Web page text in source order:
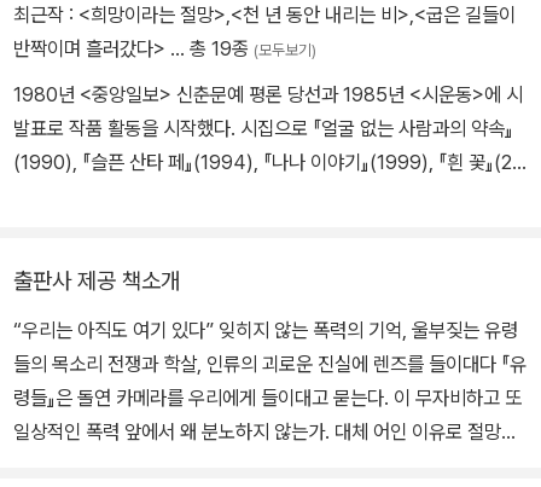
는 보고 싶은 것을 보는 것이 아니고 보여지는 것만 볼 수 있다.
『유령들』은 우리에게 낯익은 모니터-프레임이 아니다. 소파에 기대
어 바라볼 수 있는 흥미로운 동영상이 아니다. 『유령들』의 시적 주체
가 움켜쥔 카메라는 종군 기자, 아니 거대 미디어 그룹에서 뛰쳐나온
에서 신과 정의, 민족과 평화의 이름으로 야만이 야만을 부르고, 폭력
이 폭력을 낳고 있다. 『유령들』은 돌연 카메라를 우리에게 들이댄다.
그리고 묻는다. 당신은 인간인가. 당신이 인간이라면, 이 무자비하고
또 일상적인 폭력 앞에서 왜 분노하지 않는가. 대체 어인 이유로 절망
하지 않는가. 그리고 또 묻는다. 저 폭력(성)이 과연 우리의 외부인가.
지만 그들의 목소리는 씻김굿이나 진혼곡 속에 놓이지 않는다. “우리
는 아직도 여기 있다”는 것을 확인시킬 뿐이다. 그들은 사라지지 않았
다. 이승 누군가의 “온몸의 주름에서 울음소리가 새어 나”올 때 “새처
럼 따라” 울며 존재한다. 그러므로 보고서 형식의 기록과 유령들의 목
소리의 대비 속에서 시의 언어는 거대한 침묵으로 변환된다. 300
최근작 : <희망이라는 절망>,<천 년 동안 내리는 비>,<굽은 길들이
반짝이며 흘러갔다> … 총 19종 (모두보기)
1980년 <중앙일보> 신춘문예 평론 당선과 1985년 <시운동>에 시
발표로 작품 활동을 시작했다. 시집으로 『얼굴 없는 사람과의 약속』
(1990), 『슬픈 산타 페』(1994), 『나나 이야기』(1999), 『흰 꽃』(20
산문집으로 『초월의 시학』(2022), 『따로/같이』(2023) 등을 냈다.
영어 번역 시선집 『How to Make a Mink Coat』(2015), 『Childre
n of Fire』(2020)와, 스페인어 번역 시선집 『Registros de la exp
eriencia humana』(2024)을 냈다. 미국 아이오와와 콜로라도, 독
일 쇠핑엔, 아이슬란드 라가바튼 등에서 레지던스 작가로 활동했으
출판사 제공 책소개
“우리는 아직도 여기 있다” 잊히지 않는 폭력의 기억, 울부짖는 유령
들의 목소리 전쟁과 학살, 인류의 괴로운 진실에 렌즈를 들이대다 『유
령들』은 돌연 카메라를 우리에게 들이대고 묻는다. 이 무자비하고 또
일상적인 폭력 앞에서 왜 분노하지 않는가. 대체 어인 이유로 절망하